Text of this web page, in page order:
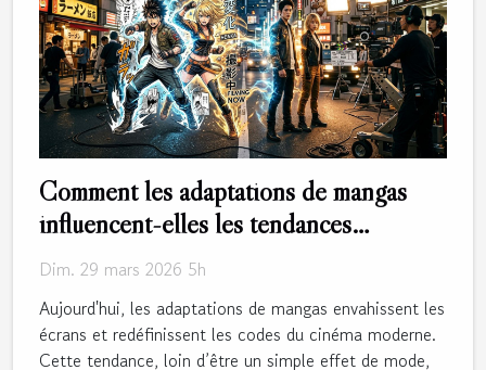
Comment les adaptations de mangas
influencent-elles les tendances
cinématographiques actuelles ?
Dim. 29 mars 2026 5h
Aujourd'hui, les adaptations de mangas envahissent les
écrans et redéfinissent les codes du cinéma moderne.
Cette tendance, loin d’être un simple effet de mode,